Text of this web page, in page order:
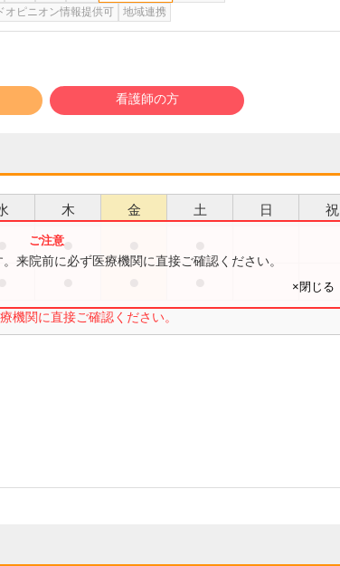
オピニオン情報提供可 地域連携
看護師の方
木 金 土 日 祝
●
機関に直接ご確認ください。
来院前に必ず医療機関に直接ご確認ください。
×閉じる